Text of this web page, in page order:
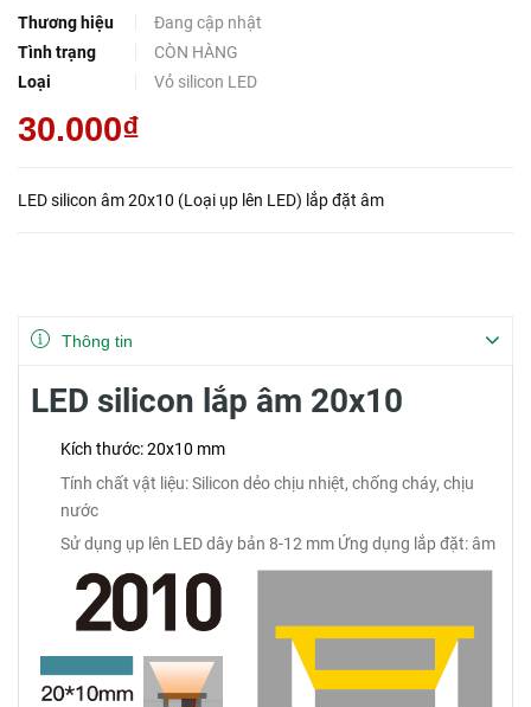
Thương hiệu
Đang cập nhật
Tình trạng
CÒN HÀNG
Loại
Vỏ silicon LED
30.000₫
LED silicon âm 20x10 (Loại ụp lên LED) lắp đặt âm
Thông tin
LED silicon lắp âm 20x10
Kích thước: 20x10 mm
Tính chất vật liệu: Silicon dẻo chịu nhiệt, chống cháy, chịu
nước
Sử dụng ụp lên LED dây bản 8-12 mm Ứng dụng lắp đặt: âm